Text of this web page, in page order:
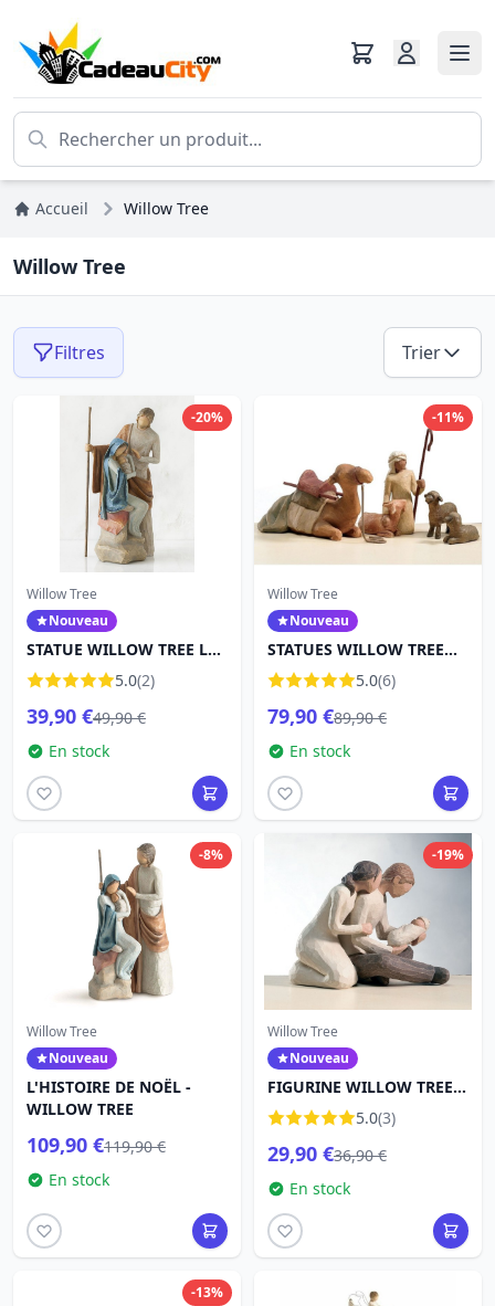
Accueil Willow Tree
Willow Tree
Filtres Trier
-20%
Willow Tree
Nouveau
STATUE WILLOW TREE LA
SAINTE FAMILLE
5.0(2)
39,90 €49,90 €
En stock
-11%
Willow Tree
Nouveau
STATUES WILLOW TREE
BERGER ET SES ANIMAUX
5.0(6)
79,90 €89,90 €
En stock
-8%
Willow Tree
Nouveau
L'HISTOIRE DE NOËL -
WILLOW TREE
109,90 €119,90 €
En stock
-19%
Willow Tree
Nouveau
FIGURINE WILLOW TREE
NOUVELLE VIE
5.0(3)
29,90 €36,90 €
En stock
-13%